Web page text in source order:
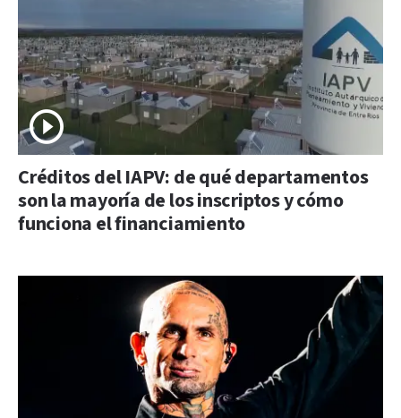
Créditos del IAPV: de qué departamentos
son la mayoría de los inscriptos y cómo
funciona el financiamiento